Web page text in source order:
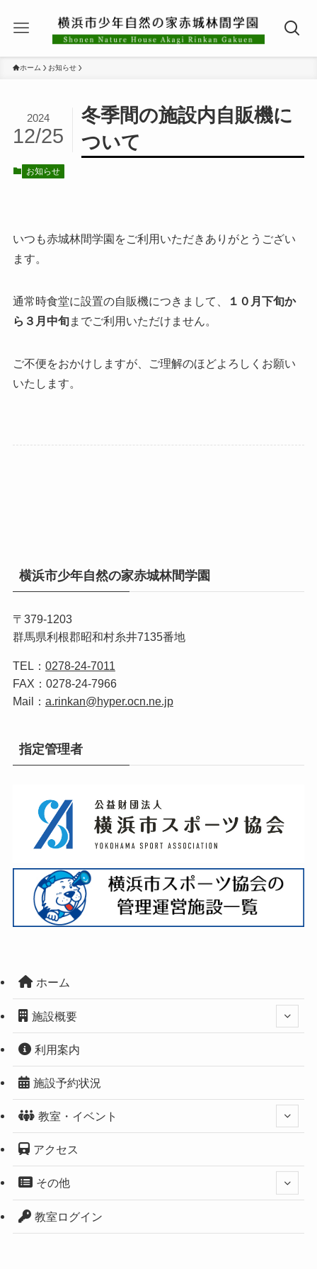
ホーム お知らせ
冬季間の施設内自販機に
ついて
2024
12/25
お知らせ
いつも赤城林間学園をご利用いただきありがとうござい
ます。
通常時食堂に設置の自販機につきまして、
１０月下旬か
ら３月中旬までご利用いただけません。
ご不便をおかけしますが、ご理解のほどよろしくお願い
いたします。
横浜市少年自然の家赤城林間学園
〒379-1203
群馬県利根郡昭和村糸井7135番地
TEL： 0278-24-7011
FAX：0278-24-7966
Mail： a.rinkan@hyper.ocn.ne.jp
指定管理者
ホーム
施設概要
利用案内
施設予約状況
教室・イベント
アクセス
その他
教室ログイン